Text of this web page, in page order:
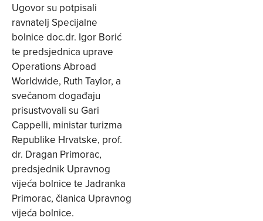
Ugovor su potpisali
ravnatelj Specijalne
bolnice doc.dr. Igor Borić
te predsjednica uprave
Operations Abroad
Worldwide, Ruth Taylor, a
svečanom događaju
prisustvovali su Gari
Cappelli, ministar turizma
Republike Hrvatske, prof.
dr. Dragan Primorac,
predsjednik Upravnog
vijeća bolnice te Jadranka
Primorac, članica Upravnog
vijeća bolnice.